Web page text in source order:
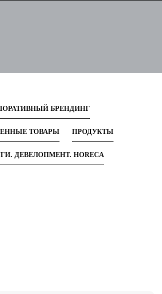
БРЕНДИНГ
ТОВАРЫ ПРОДУКТЫ
ДЕВЕЛОПМЕНТ. HORECA